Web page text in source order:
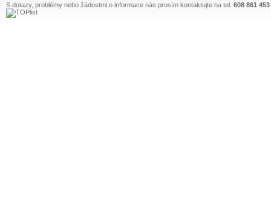
S dotazy, problémy nebo žádostmi o informace nás prosím kontaktujte na tel. 608 861 453